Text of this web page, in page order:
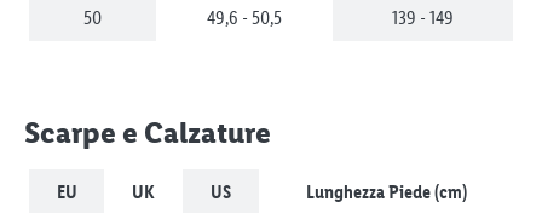
50 49,6 - 50,5 139 - 149
Scarpe e Calzature
EU UK US Lunghezza Piede (cm)